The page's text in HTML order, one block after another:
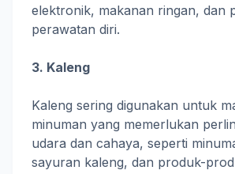
elektronik, makanan ringan, dan
perawatan diri.
3. Kaleng
Kaleng sering digunakan untuk
minuman yang memerlukan
udara dan cahaya, seperti
sayuran kaleng, dan produk-